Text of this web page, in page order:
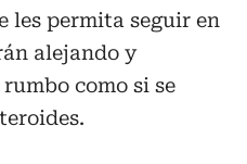
les permita seguir en
alejando y
como si se